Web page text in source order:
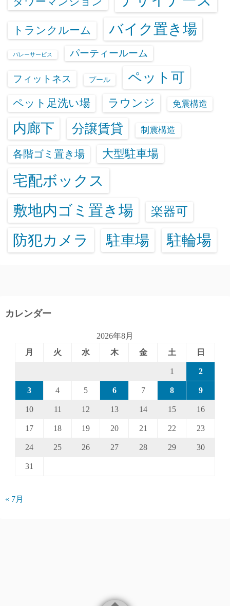
トランクルーム バイク置き場
バレーサービス パーティールーム
フィットネス プール ペット可
ペット足洗い場 ラウンジ 免震構造
内廊下 分譲賃貸 制震構造
各階ゴミ置き場 大型駐車場
宅配ボックス
敷地内ゴミ置き場
楽器可
防犯カメラ 駐車場 駐輪場
カレンダー
2026年8月
月
火 水 木 金 土 日
1 2
3 4 5 6 7 8 9
10 11 12 13 14 15 16
17 18 19 20 21 22 23
24 25 26 27 28 29 30
31
« 7月